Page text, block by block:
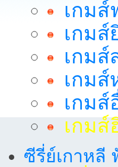
เกม
เกมส์
เกมส์
เกมส์
เกมส์
เกม
ซีรี่ย์เกาหลี